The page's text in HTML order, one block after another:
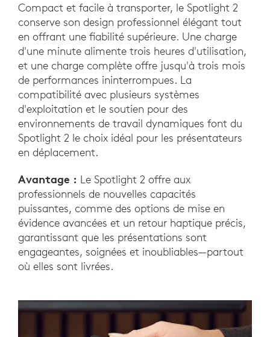
Compact et facile à transporter, le Spotlight 2
conserve son design professionnel élégant tout
en offrant une fiabilité supérieure. Une charge
d'une minute alimente trois heures d'utilisation,
et une charge complète offre jusqu'à trois mois
de performances ininterrompues. La
compatibilité avec plusieurs systèmes
d'exploitation et le soutien pour des
environnements de travail dynamiques font du
Spotlight 2 le choix idéal pour les présentateurs
en déplacement.
Avantage : Le Spotlight 2 offre aux
professionnels de nouvelles capacités
puissantes, comme des options de mise en
évidence avancées et un retour haptique précis,
garantissant que les présentations sont
engageantes, soignées et inoubliables—partout
où elles sont livrées.